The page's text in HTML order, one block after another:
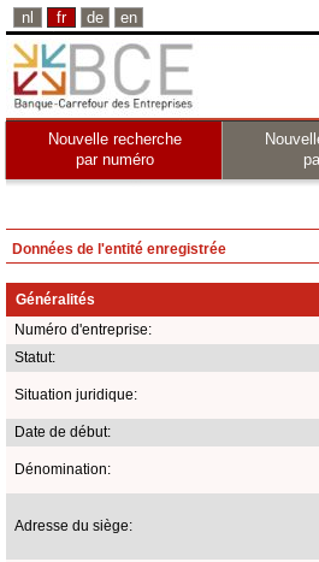
nl fr de en
Nouvelle recherche
par numéro
Données de l'entité enregistrée
Généralités
Numéro d'entreprise:
Statut:
Situation juridique:
Date de début:
Dénomination:
Adresse du siège: